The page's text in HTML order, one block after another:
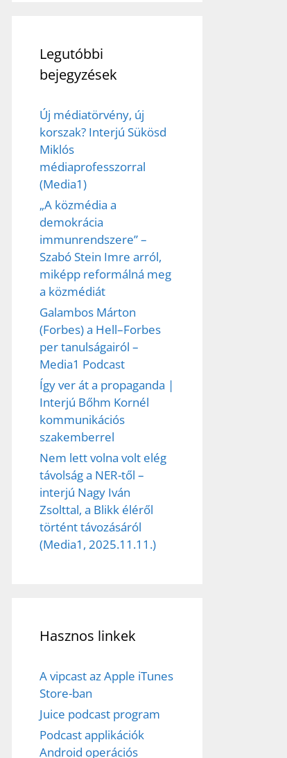
Legutóbbi
bejegyzések
Új médiatörvény, új
korszak? Interjú Sükösd
Miklós
médiaprofesszorral
(Media1)
„A közmédia a
demokrácia
immunrendszere” –
Szabó Stein Imre arról,
miképp reformálná meg
a közmédiát
Galambos Márton
(Forbes) a Hell–Forbes
per tanulságairól –
Media1 Podcast
Így ver át a propaganda |
Interjú Bőhm Kornél
kommunikációs
szakemberrel
Nem lett volna volt elég
távolság a NER-től –
interjú Nagy Iván
Zsolttal, a Blikk éléről
történt távozásáról
(Media1, 2025.11.11.)
Hasznos linkek
A vipcast az Apple iTunes
Store-ban
Juice podcast program
Podcast applikációk
Android operációs